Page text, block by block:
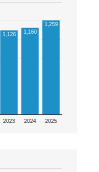
2023 2024 2025
1,126 1,160
1,259